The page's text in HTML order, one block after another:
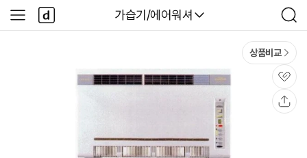
다나와
가습기/에어워셔
검
색
사
이
다
나
와
상품비교
관
심